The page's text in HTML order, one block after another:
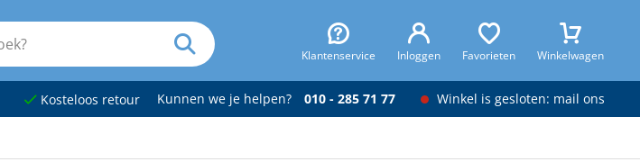
Klantenservice Inloggen Favorieten Winkelwagen
Kosteloos retour Kunnen we je helpen? 010 - 285 71 77 Winkel is gesloten: mail ons